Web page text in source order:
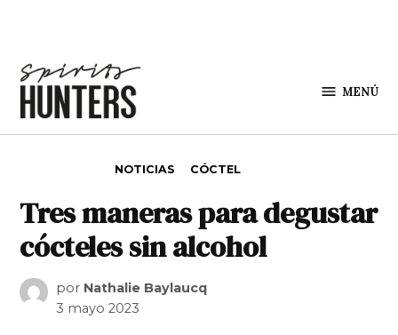
MENÚ
NOTICIAS CÓCTEL
Tres maneras para degustar
cócteles sin alcohol
por Nathalie Baylaucq
3 mayo 2023